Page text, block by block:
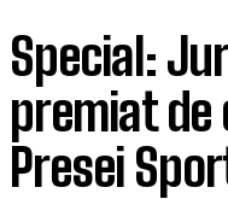
Special:
premiat de
Presei